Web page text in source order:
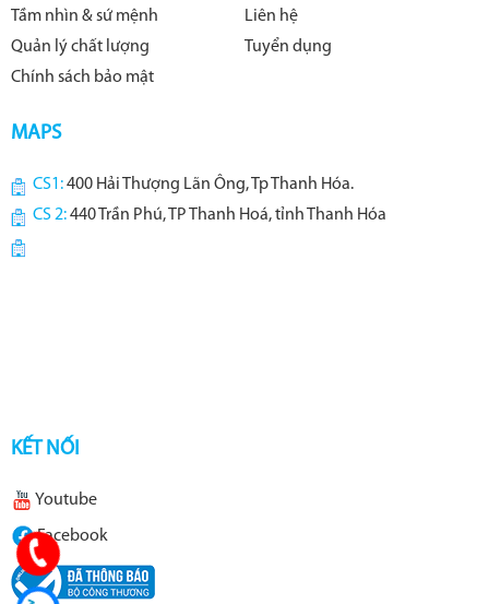
Tầm nhìn & sứ mệnh
Liên hệ
Quản lý chất lượng
Tuyển dụng
Chính sách bảo mật
MAPS
CS1:400 Hải Thượng Lãn Ông, Tp Thanh Hóa.
CS 2:440 Trần Phú, TP Thanh Hoá, tỉnh Thanh Hóa
KẾT NỐI
Youtube
Facebook